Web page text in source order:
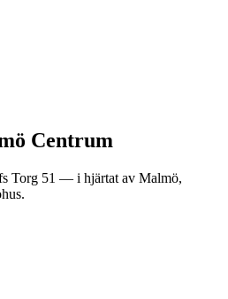
Centrum
Torg 51 — i hjärtat av Malmö,